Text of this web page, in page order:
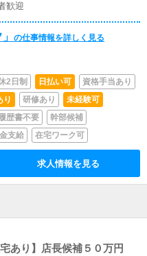
歓迎
の仕事情報を詳しく見る
2日制 日払い可
資格手当あり
り 研修あり
未経験可
歴書不要
幹部候補
支給 在宅ワーク可
求人情報を見る
宅あり】店長候補５０万円